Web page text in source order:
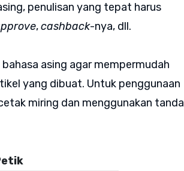
penulisan yang tepat harus
,cashback-nya, dll.
asing agar mempermudah
yang dibuat. Untuk penggunaan
miring dan menggunakan tanda